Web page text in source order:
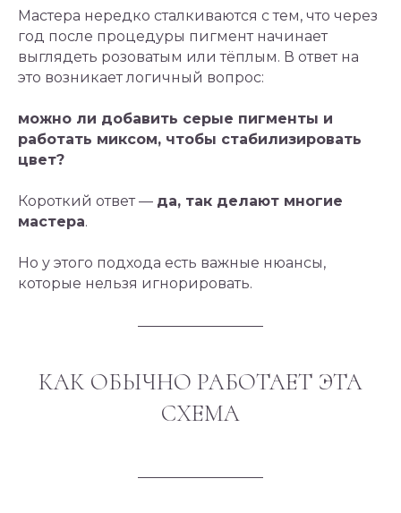
Мастера нередко сталкиваются с тем, что через
год после процедуры пигмент начинает
выглядеть розоватым или тёплым. В ответ на
это возникает логичный вопрос:
можно ли добавить серые пигменты и
работать миксом, чтобы стабилизировать
цвет?
Короткий ответ — да, так делают многие
мастера.
Но у этого подхода есть важные нюансы,
которые нельзя игнорировать.
КАК ОБЫЧНО РАБОТАЕТ ЭТА
СХЕМА